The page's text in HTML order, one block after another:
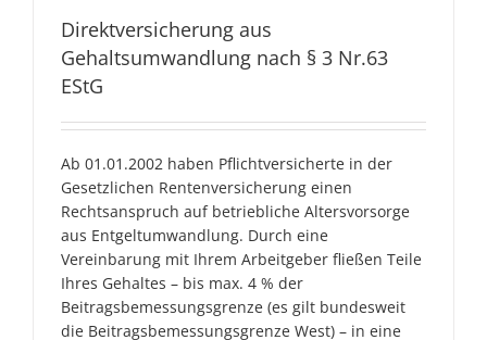
Gehaltsumwandlung nach §
3 Nr.63 EStG
Direktversicherung aus
Gehaltsumwandlung nach § 3 Nr.63
EStG
Ab 01.01.2002 haben Pflichtversicherte in der
Gesetzlichen Rentenversicherung einen
Rechtsanspruch auf betriebliche Altersvorsorge
aus Entgeltumwandlung. Durch eine
Vereinbarung mit Ihrem Arbeitgeber fließen Teile
Ihres Gehaltes – bis max. 4 % der
Beitragsbemessungsgrenze (es gilt bundesweit
die Beitragsbemessungsgrenze West) – in eine